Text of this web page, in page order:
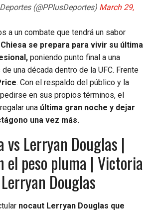
(@PPlusDeportes) March 29,
a un combate que tendrá un sabor
se prepara para vivir su última
poniendo punto final a una
una década dentro de la UFC. Frente
. Con el respaldo del público y la
en sus propios términos, el
una última gran noche y dejar
una vez más.
vs Lerryan Douglas |
el peso pluma | Victoria
Douglas
nocaut Lerryan Douglas que